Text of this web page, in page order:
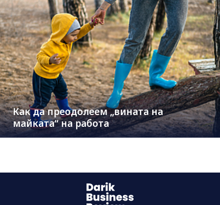
Как да преодолеем „вината на
майката“ на работа